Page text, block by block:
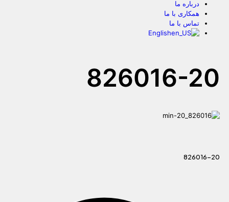
درباره ما
همکاری با ما
تماس با ما
English
826016-20
826016-20